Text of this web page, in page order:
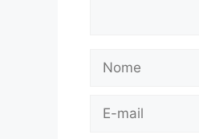
Nome